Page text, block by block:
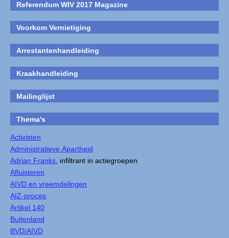
Referendum WIV 2017 Magazine
Voorkom Vernietiging
Arrestantenhandleiding
Kraakhandleiding
Mailinglijst
Thema's
Activisten
Administratieve Apartheid
Adrian Franks , infiltrant in actiegroepen
Afluisteren
AIVD en vreemdelingen
AIZ-proces
Artikel 140
Buitenland
BVD/AIVD